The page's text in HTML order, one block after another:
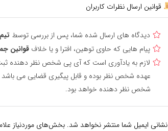
قوانین ارسال نظرات کاربران
دیدگاه های ارسال شده شما، پس از بررسی توسط
پیام هایی که حاوی توهین، افترا و یا خلاف قوانین
لازم به یادآوری است که آی پی شخص نظر دهنده
عهده شخص نظر بوده و قابل پیگیری قضایی می
شخص نظر دهنده خواهد بود.
نشانی ایمیل شما منتشر نخواهد شد. بخش‌های موردنیاز